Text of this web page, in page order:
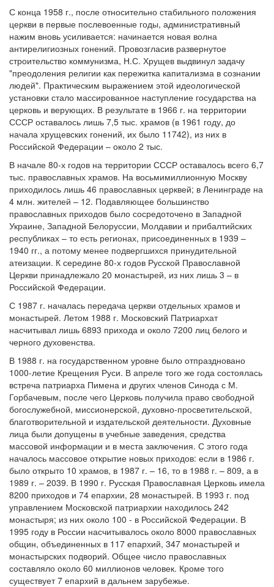
С конца 1958 г., после относительно стабильного положения
церкви в первые послевоенные годы, административный
нажим вновь усиливается: начинается новая волна
антирелигиозных гонений. Провозгласив развернутое
строительство коммунизма, Н.С. Хрущев выдвинул задачу
"преодоления религии как пережитка капитализма в сознании
людей". Практическим выражением этой идеологической
установки стало массированное наступление государства на
церковь и верующих. В результате в 1966 г. на территории
СССР оставалось лишь 7,5 тыс. храмов (в 1961 году, до
начала хрущевских гонений, их было 11742), из них в
Российской Федерации – около 2 тыс.
В начале 80-х годов на территории СССР оставалось всего 6,7
тыс. православных храмов. На восьмимиллионную Москву
приходилось лишь 46 православных церквей; в Ленинграде на
4 млн. жителей – 12. Подавляющее большинство
православных приходов было сосредоточено в Западной
Украине, Западной Белоруссии, Молдавии и прибалтийских
республиках – то есть регионах, присоединенных в 1939 –
1940 гг., а потому менее подвергшихся принудительной
атеизации. К середине 80-х годов Русской Православной
Церкви принадлежало 20 монастырей, из них лишь 3 – в
Российской Федерации.
С 1987 г. началась передача церкви отдельных храмов и
монастырей. Летом 1988 г. Московский Патриархат
насчитывал лишь 6893 прихода и около 7200 лиц белого и
черного духовенства.
В 1988 г. на государственном уровне было отпраздновано
1000-летие Крещения Руси. В апреле того же года состоялась
встреча патриарха Пимена и других членов Синода с М.
Горбачевым, после чего Церковь получила право свободной
богослужебной, миссионерской, духовно-просветительской,
благотворительной и издательской деятельности. Духовные
лица были допущены в учебные заведения, средства
массовой информации и в места заключения. С этого года
началось массовое открытие новых приходов: если в 1986 г.
было открыто 10 храмов, в 1987 г. – 16, то в 1988 г. – 809, а в
1989 г. – 2039. В 1990 г. Русская Православная Церковь имела
8200 приходов и 74 епархии, 28 монастырей. В 1993 г. под
управлением Московской патриархии находилось 242
монастыря; из них около 100 - в Российской Федерации. В
1995 году в России насчитывалось около 8000 православных
общин, объединенных в 117 епархий, 347 монастырей и
монастырских подворий. Общее число православных
составляло около 60 миллионов человек. Кроме того
существует 7 епархий в дальнем зарубежье.